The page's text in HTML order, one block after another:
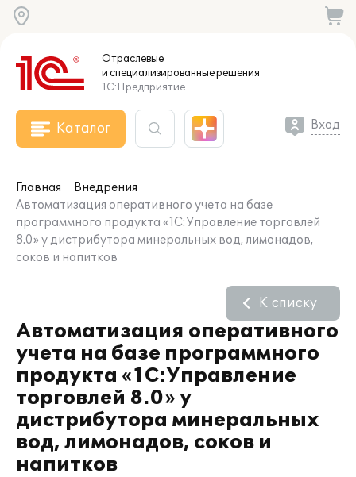
Отраслевые
и специализированныерешения
1С:Предприятие
Каталог Вход
Главная
Внедрения
Автоматизация оперативного учета на базе
программного продукта «1С:Управление торговлей
8.0» у дистрибутора минеральных вод, лимонадов,
соков и напитков
Автоматизация оперативного
учета на базе программного
продукта «1С:Управление
торговлей 8.0» у
дистрибутора минеральных
вод, лимонадов, соков и
напитков
К списку